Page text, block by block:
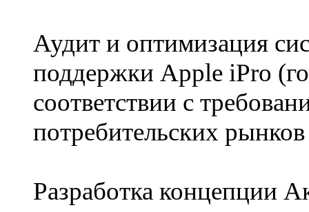
Аудит и оптимизация
поддержки Apple iPro
соответствии с
потребительских
Разработка концепции